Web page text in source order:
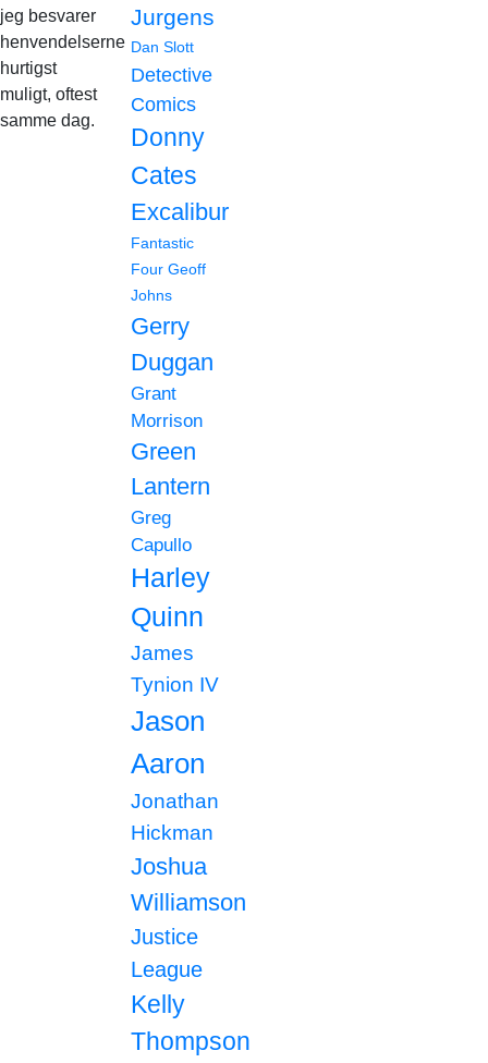
jeg besvarer
henvendelserne
hurtigst
muligt, oftest
samme dag.
Jurgens
Dan Slott
Detective
Comics
Donny
Cates
Excalibur
Fantastic
Four Geoff
Johns
Gerry
Duggan
Grant
Morrison
Green
Lantern
Greg
Capullo
Harley
Quinn
James
Tynion IV
Jason
Aaron
Jonathan
Hickman
Joshua
Williamson
Justice
League
Kelly
Thompson